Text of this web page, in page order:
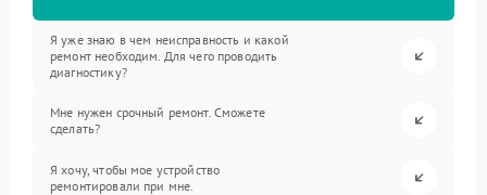
Я уже знаю в чем неисправность и какой
ремонт необходим. Для чего проводить
диагностику?
Мне нужен срочный ремонт. Сможете
сделать?
Я хочу, чтобы мое устройство
ремонтировали при мне.